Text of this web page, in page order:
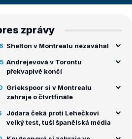
zprávy
Shelton v Montrealu nezaváhal
Andrejevová v Torontu
překvapivě končí
Griekspoor si v Montrealu
zahraje o čtvrtfinále
Jódara čeká proti Lehečkovi
velký test, tuší španělská média